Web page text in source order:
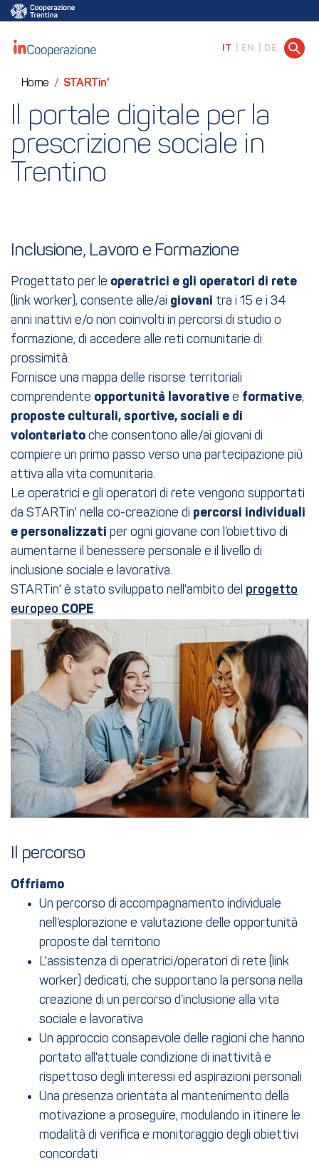
IT EN DE
Home / STARTin'
Il portale digitale per la
prescrizione sociale in
Trentino
Inclusione, Lavoro e Formazione
Progettato per le operatrici e gli operatori di rete
(link worker), consente alle/ai giovani tra i 15 e i 34
anni inattivi e/o non coinvolti in percorsi di studio o
formazione, di accedere alle reti comunitarie di
prossimità.
Fornisce una mappa delle risorse territoriali
comprendente opportunità lavorative e formative,
proposte culturali, sportive, sociali e di
volontariato che consentono alle/ai giovani di
compiere un primo passo verso una partecipazione più
attiva alla vita comunitaria.
Le operatrici e gli operatori di rete vengono supportati
da STARTin' nella co-creazione di percorsi individuali
e personalizzati per ogni giovane con l’obiettivo di
aumentarne il benessere personale e il livello di
inclusione sociale e lavorativa.
STARTin' è stato sviluppato nell'ambito del progetto
europeo COPE.
Il percorso
Offriamo
Un percorso di accompagnamento individuale
nell’esplorazione e valutazione delle opportunità
proposte dal territorio
L'assistenza di operatrici/operatori di rete (link
worker) dedicati, che supportano la persona nella
creazione di un percorso d’inclusione alla vita
sociale e lavorativa
Un approccio consapevole delle ragioni che hanno
portato all'attuale condizione di inattività e
rispettoso degli interessi ed aspirazioni personali
Una presenza orientata al mantenimento della
motivazione a proseguire, modulando in itinere le
modalità di verifica e monitoraggio degli obiettivi
concordati